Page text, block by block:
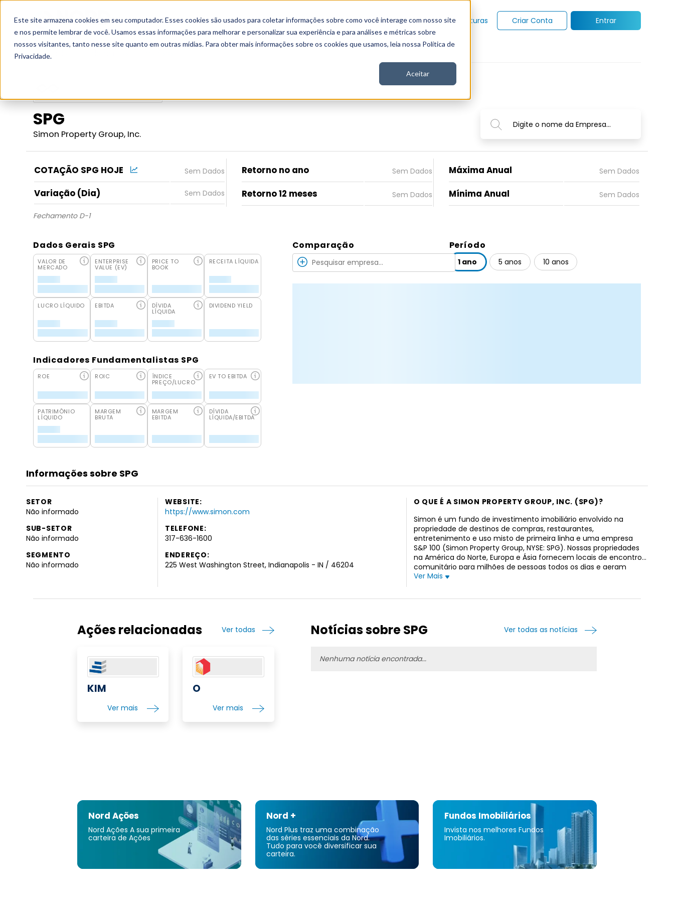
Este site armazena cookies em seu computador. Esses cookies são usados para coletar informações sobre como você interage com nosso site
e nos permite lembrar de você. Usamos essas informações para melhorar e personalizar sua experiência e para análises e métricas sobre
nossos visitantes, tanto nesse site quanto em outras mídias. Para obter mais informações sobre os cookies que usamos, leia nossa Política de
Privacidade.
Aceitar
Grupo Nord Seja Nord Gratuito Analítica Notícias Assinaturas Criar Conta Entrar
SPG
Simon Property Group, Inc.
Digite o nome da Empresa...
COTAÇÃO SPG HOJE
Variação (Dia)
Retorno no ano
Retorno 12 meses
Máxima Anual
Mínima Anual
Fechamento D-1
Dados Gerais SPG
VALOR DE
MERCADO
ENTERPRISE
VALUE (EV)
PRICE TO
BOOK
RECEITA LÍQUIDA
LUCRO LÍQUIDO EBITDA DÍVIDA
LÍQUIDA
DIVIDEND YIELD
Indicadores Fundamentalistas SPG
ROE ROIC ÍNDICE
PREÇO/LUCRO
EV TO EBITDA
PATRIMÔNIO
LÍQUIDO
MARGEM
BRUTA
MARGEM
EBITDA
DÍVIDA
LÍQUIDA/EBITDA
Comparação Período
1 ano 5 anos 10 anos
Informações sobre SPG
SETOR
Não informado
SUB-SETOR
Não informado
SEGMENTO
Não informado
WEBSITE:
https://www.simon.com
TELEFONE:
317-636-1600
ENDEREÇO:
225 West Washington Street, Indianapolis - IN / 46204
O QUE É A SIMON PROPERTY GROUP, INC. (SPG)?
Simon é um fundo de investimento imobiliário envolvido na
propriedade de destinos de compras, restaurantes,
entretenimento e uso misto de primeira linha e uma empresa
S&P 100 (Simon Property Group, NYSE: SPG). Nossas propriedades
na América do Norte, Europa e Ásia fornecem locais de encontro
comunitário para milhões de pessoas todos os dias e geram
bilhões em vendas anuais.
Ver Mais
Ações relacionadas Ver todas
KIM
Ver mais
O
Ver mais
Notícias sobre SPG Ver todas as notícias
Nenhuma notícia encontrada...
Nord Ações
Nord Ações A sua primeira
carteira de Ações
Nord +
Nord Plus traz uma combinação
das séries essenciais da Nord.
Tudo para você diversificar sua
carteira.
Fundos Imobiliários
Invista nos melhores Fundos
Imobiliários.